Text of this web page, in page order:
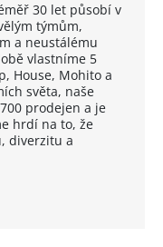
30 let působí v
týmům,
a neustálému
vlastníme 5
House, Mohito a
světa, naše
prodejen a je
hrdí na to, že
diverzitu a